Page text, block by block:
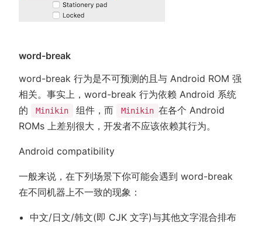
word-break
word-break 行为是不可预测的且与 Android ROM 强
相关。事实上，word-break 行为依赖 Android 系统
的
Minikin 组件，而 Minikin 在各个 Android
ROMs 上差别很大，开发者不应该依赖其行为。
Android compatibility
一般来说，在下列场景下你可能会遇到 word-break
在不同机器上不一致的现象：
中文/日文/韩文(即 CJK 文字)与其他文字混合排布